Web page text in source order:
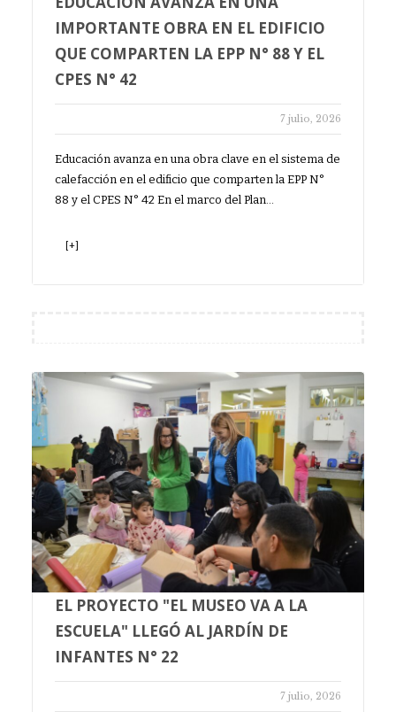
IMPORTANTE OBRA EN EL EDIFICIO
QUE COMPARTEN LA EPP N° 88 Y EL
CPES N° 42
7 julio, 2026
Educación avanza en una obra clave en el sistema de
calefacción en el edificio que comparten la EPP N°
88 y el CPES N° 42 En el marco del Plan…
[+]
EL PROYECTO "EL MUSEO VA A LA
ESCUELA" LLEGÓ AL JARDÍN DE
INFANTES N° 22
7 julio, 2026